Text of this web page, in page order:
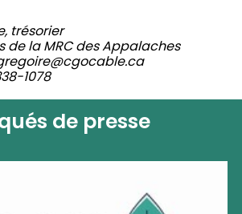
trésorier
de la MRC des Appalaches
1078
de presse